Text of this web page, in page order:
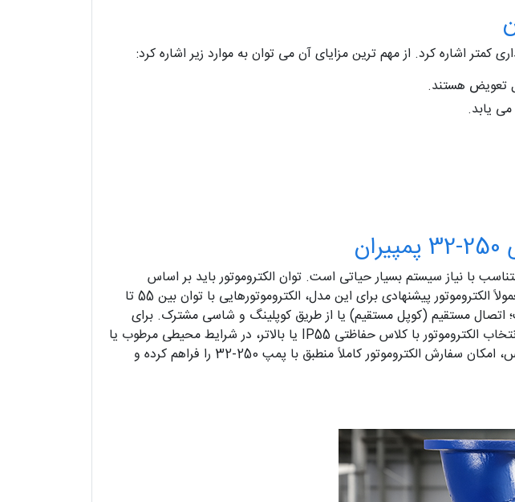
اشاره کرد. از مهم‌ ترین مزایای آن می‌ توان به موارد زیر اشاره کرد:
تعویض هستند.
یابد.
250-32 پمپیران، انتخاب الکتروموتور متناسب با نیاز سیستم بسیار حیاتی است. توان الکتروموتور باید بر اساس
پارامترهایی مانند دبی موردنظر، هد موردنیاز، ارتفاع مکش و فاصله انتقال انتخاب شود. معمولاً الکتروموتور پیشنهادی برای این مدل، الکتروموتورهایی با توان بین 55 تا
اتصال مستقیم (کوپل مستقیم) یا از طریق کوپلینگ و شاسی مشترک. برای
جلوگیری از لرزش، بهتر است از شاسی بالانس‌ شده و پایه ضدلرزه استفاده شود. همچنین انتخاب الکتروموتور با کلاس حفاظتی IP55 یا بالاتر، در شرایط محیطی مرطوب یا
گرد و غبار توصیه می‌ شود. دلکو صنعت با ارائه برندهای معتبر مانند موتوژن، جمکو و زیمنس، امکان سفارش الکتروموتور کاملاً منطبق با پمپ 250-32 را فراهم کرده و